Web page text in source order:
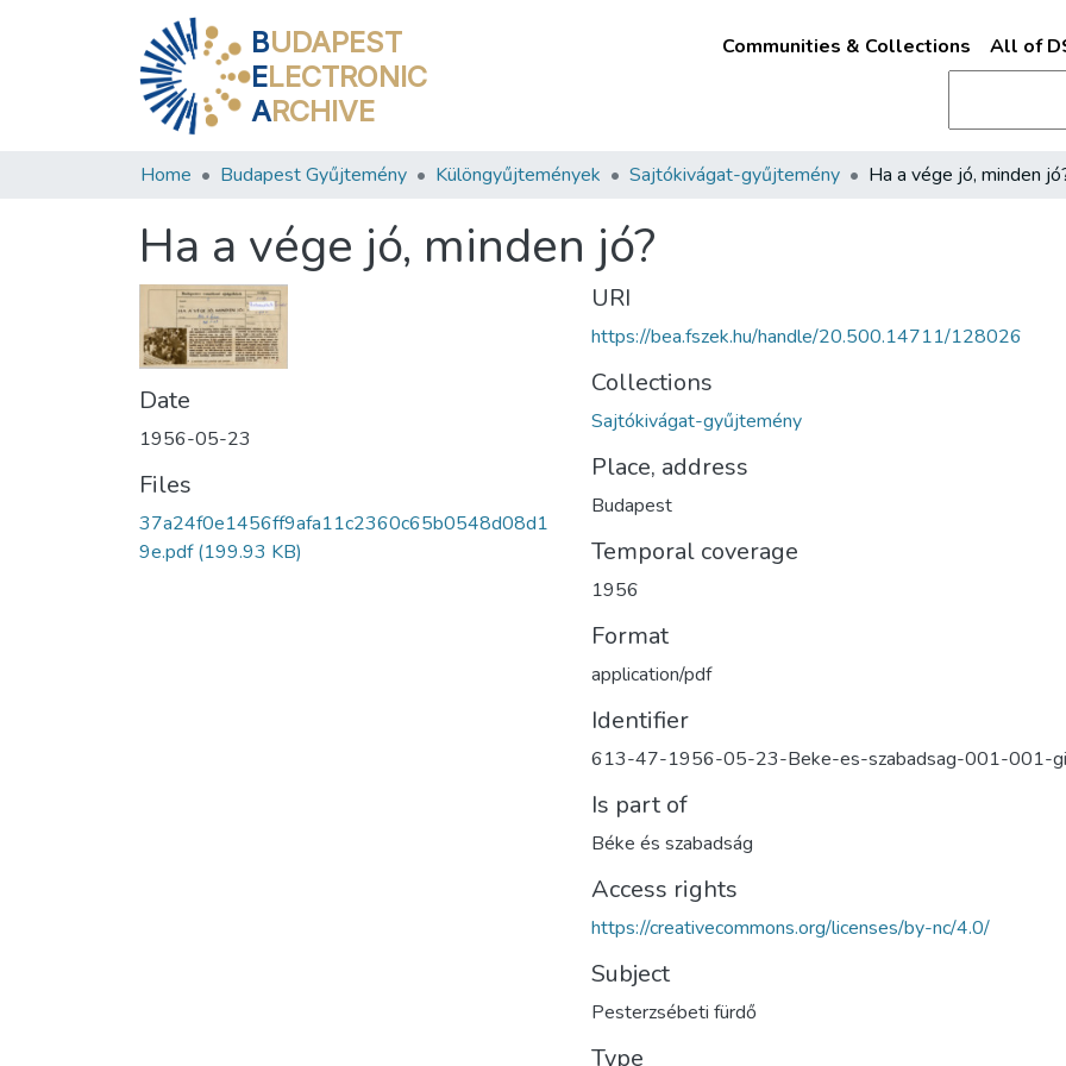
BUDAPEST
ELECTRONIC
ARCHIVE
Communities & Collections All of
Home Budapest Gyűjtemény Különgyűjtemények Sajtókivágat-gyűjtemény Ha a vége jó, minden
Ha a vége jó, minden jó?
Date
1956-05-23
Files
37a24f0e1456ff9afa11c2360c65b0548d08d1
9e.pdf(199.93 KB)
URI
https://bea.fszek.hu/handle/20.500.14711/128026
Collections
Sajtókivágat-gyűjtemény
Place, address
Budapest
Temporal coverage
1956
Format
application/pdf
Identifier
613-47-1956-05-23-Beke-es-szabadsag-001-001-
Is part of
Béke és szabadság
Access rights
https://creativecommons.org/licenses/by-nc/4.0/
Subject
Pesterzsébeti fürdő
Type